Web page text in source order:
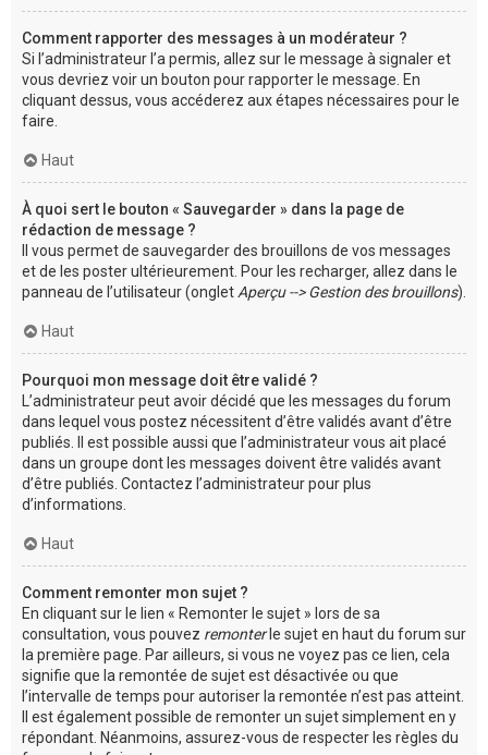
Comment rapporter des messages à un modérateur ?
Si l’administrateur l’a permis, allez sur le message à signaler et
vous devriez voir un bouton pour rapporter le message. En
cliquant dessus, vous accéderez aux étapes nécessaires pour le
faire.
Haut
À quoi sert le bouton « Sauvegarder » dans la page de
rédaction de message ?
Il vous permet de sauvegarder des brouillons de vos messages
et de les poster ultérieurement. Pour les recharger, allez dans le
panneau de l’utilisateur (onglet Aperçu --> Gestion des brouillons).
Haut
Pourquoi mon message doit être validé ?
L’administrateur peut avoir décidé que les messages du forum
dans lequel vous postez nécessitent d’être validés avant d’être
publiés. Il est possible aussi que l’administrateur vous ait placé
dans un groupe dont les messages doivent être validés avant
d’être publiés. Contactez l’administrateur pour plus
d’informations.
Haut
Comment remonter mon sujet ?
En cliquant sur le lien « Remonter le sujet » lors de sa
consultation, vous pouvez remonterle sujet en haut du forum sur
la première page. Par ailleurs, si vous ne voyez pas ce lien, cela
signifie que la remontée de sujet est désactivée ou que
l’intervalle de temps pour autoriser la remontée n’est pas atteint.
Il est également possible de remonter un sujet simplement en y
répondant. Néanmoins, assurez-vous de respecter les règles du